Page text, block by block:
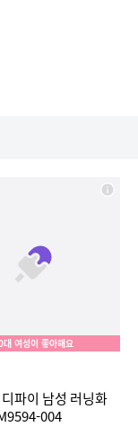
대 여성이 좋아해요
파이 남성 러닝화
004